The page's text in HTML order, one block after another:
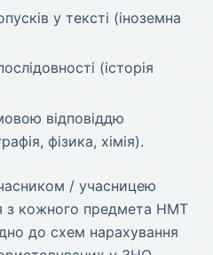
у тексті (іноземна
(історія
відповіддю
фізика, хімія).
/ учасницею
з кожного предмета НМТ
до схем нарахування